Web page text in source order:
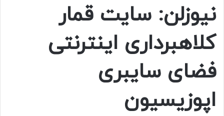
نیوزلن: سایت قمار
کلاهبرداری اینترنتی
فضای سایبری
اپوزیسیون